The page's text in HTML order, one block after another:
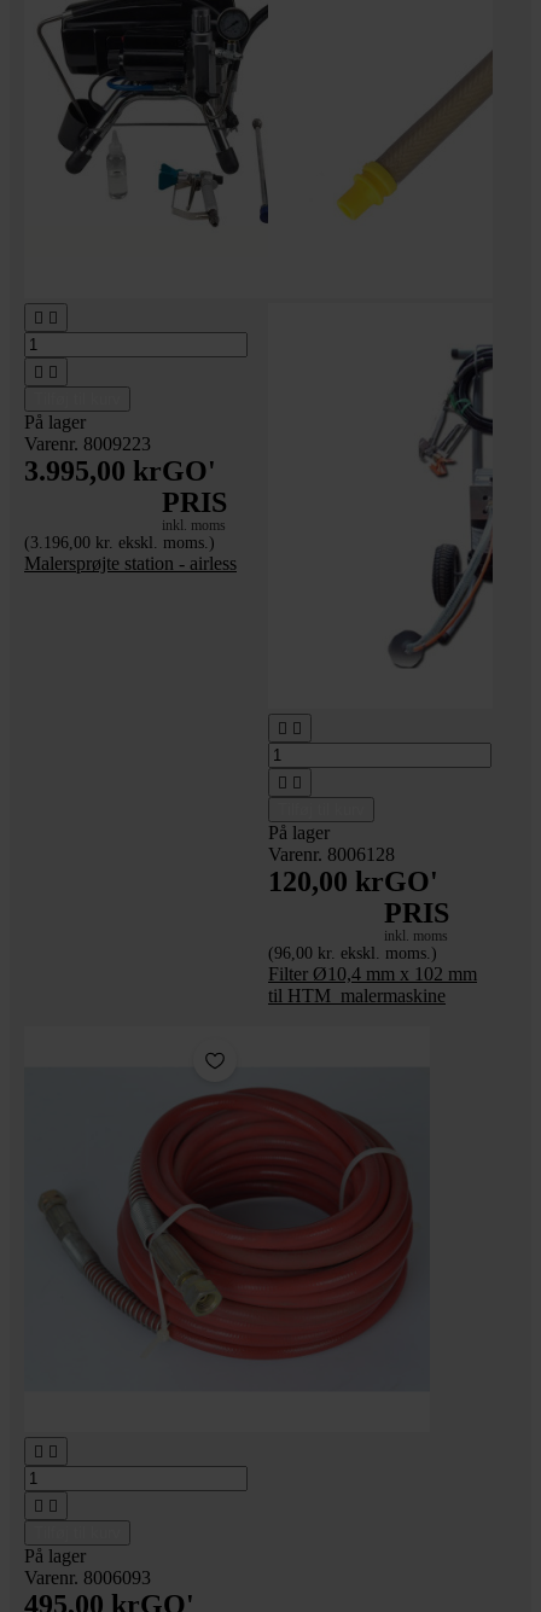
 
 
På lager
Varenr. 8009223
3.995,00 krGO'
PRIS
inkl. moms
(3.196,00 kr. ekskl. moms.)
Malersprøjte station - airless
 
 
På lager
Varenr. 8006128
120,00 krGO'
PRIS
inkl. moms
(96,00 kr. ekskl. moms.)
Filter Ø10,4 mm x 102 mm
til HTM_malermaskine
 
 
På lager
Varenr. 8006093
495,00 krGO'